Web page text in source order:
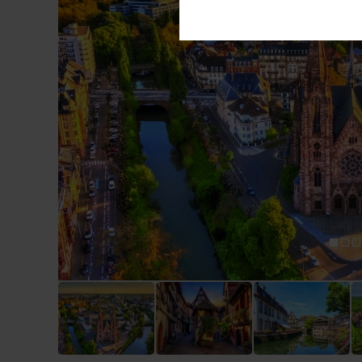
Funktionalitäten. Außerdem
Externe Cookies
Inhalte von externen
akzeptiert werden, bedarf der